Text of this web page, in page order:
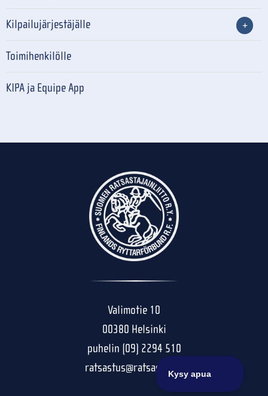
Kilpailujärjestäjälle
Toimihenkilölle
KIPA ja Equipe App
Valimotie 10
00380 Helsinki
puhelin (09) 2294 510
ratsastus@ratsastus.fi